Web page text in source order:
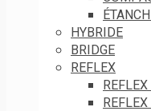
HYBRIDE
BRIDGE
REFLEX